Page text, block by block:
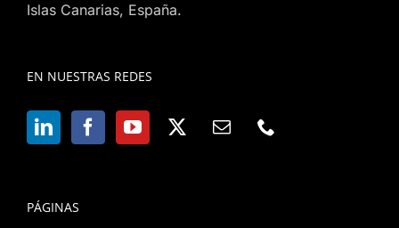
Islas Canarias, España.
EN NUESTRAS REDES
PÁGINAS